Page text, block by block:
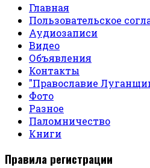
Главная
Пользовательское
Аудиозаписи
Видео
Объявления
Контакты
"Православие
Фото
Разное
Паломничество
Книги
Правила регистрации